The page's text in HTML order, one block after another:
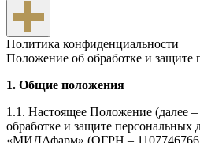
Политика конфиденциальности
Положение об обработке и защите
1. Общие положения
1.1. Настоящее Положение (далее
обработке и защите
«МИДАфарм» (ОГРН –